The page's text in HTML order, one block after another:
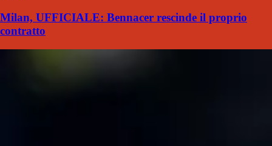
Milan, UFFICIALE: Bennacer rescinde il proprio
contratto